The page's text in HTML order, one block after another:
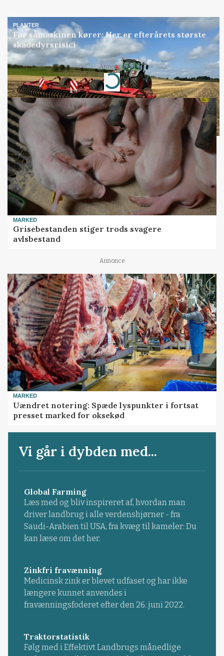
PLANTER
Før såmaskinen kører: Her er efterårets største
skadedyrsrisici
Annonce
Loading...
MARKED
Grisebestanden stiger trods svagere
avlsbestand
Annonce
MARKED
Uændret notering: Spæde lyspunkter i fortsat
presset marked for oksekød
Vi går i dybden med...
Global Farming
Læs med og bliv inspireret af, hvordan man
driver landbrug i alle verdenshjørner - fra
Saudi-Arabien til USA, fra kvæg til kameler: Du
kan læse om det her.
Zinkfri fravænning
Medicinsk zink er blevet udfaset og har ikke
længere kunnet anvendes i
fravænningsfoderet efter den 26. juni 2022.
Traktorstatistik
Følg med i Effektivt Landbrugs månedlige